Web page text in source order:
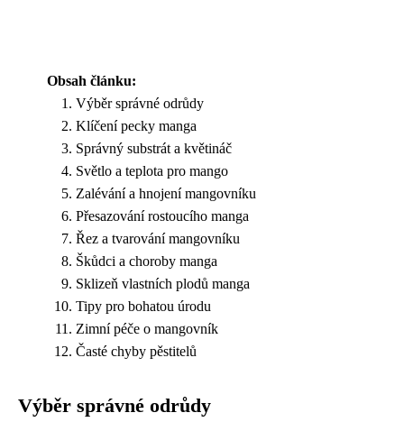
Obsah článku:
Výběr správné odrůdy
Klíčení pecky manga
Správný substrát a květináč
Světlo a teplota pro mango
Zalévání a hnojení mangovníku
Přesazování rostoucího manga
Řez a tvarování mangovníku
Škůdci a choroby manga
Sklizeň vlastních plodů manga
Tipy pro bohatou úrodu
Zimní péče o mangovník
Časté chyby pěstitelů
Výběr správné odrůdy